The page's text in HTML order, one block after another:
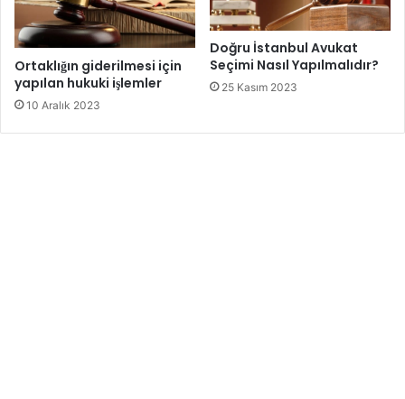
Ortaklığın giderilmesi için
yapılan hukuki işlemler
10 Aralık 2023
Doğru İstanbul Avukat
Seçimi Nasıl Yapılmalıdır?
25 Kasım 2023